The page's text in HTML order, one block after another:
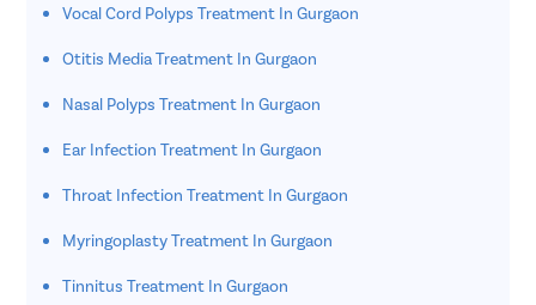
Vocal Cord Polyps Treatment In Gurgaon
Otitis Media Treatment In Gurgaon
Nasal Polyps Treatment In Gurgaon
Ear Infection Treatment In Gurgaon
Throat Infection Treatment In Gurgaon
Myringoplasty Treatment In Gurgaon
Tinnitus Treatment In Gurgaon